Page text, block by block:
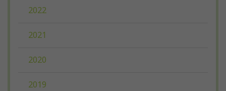
2022
2021
2020
2019